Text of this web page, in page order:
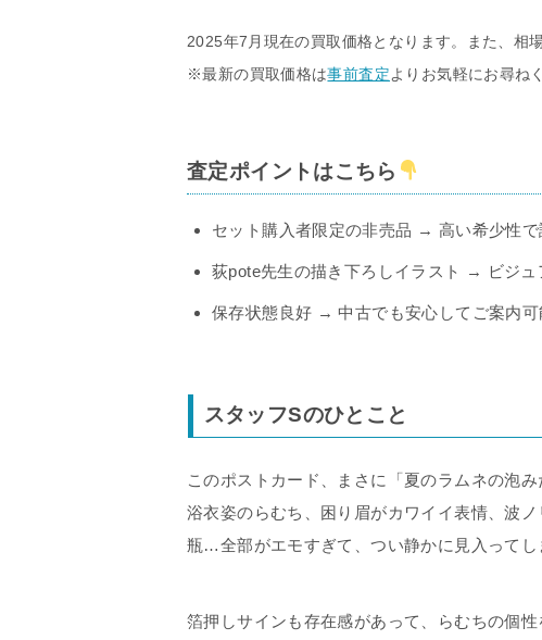
2025年7月現在の買取価格となります。また、相
※最新の買取価格は事前査定よりお気軽にお尋ね
査定ポイントはこちら
セット購入者限定の非売品 → 高い希少性
荻pote先生の描き下ろしイラスト → ビジュ
保存状態良好 → 中古でも安心してご案内可
スタッフSのひとこと
このポストカード、まさに「夏のラムネの泡
浴衣姿のらむち、困り眉がカワイイ表情、波
瓶…全部がエモすぎて、つい静かに見入ってし
箔押しサインも存在感があって、らむちの個